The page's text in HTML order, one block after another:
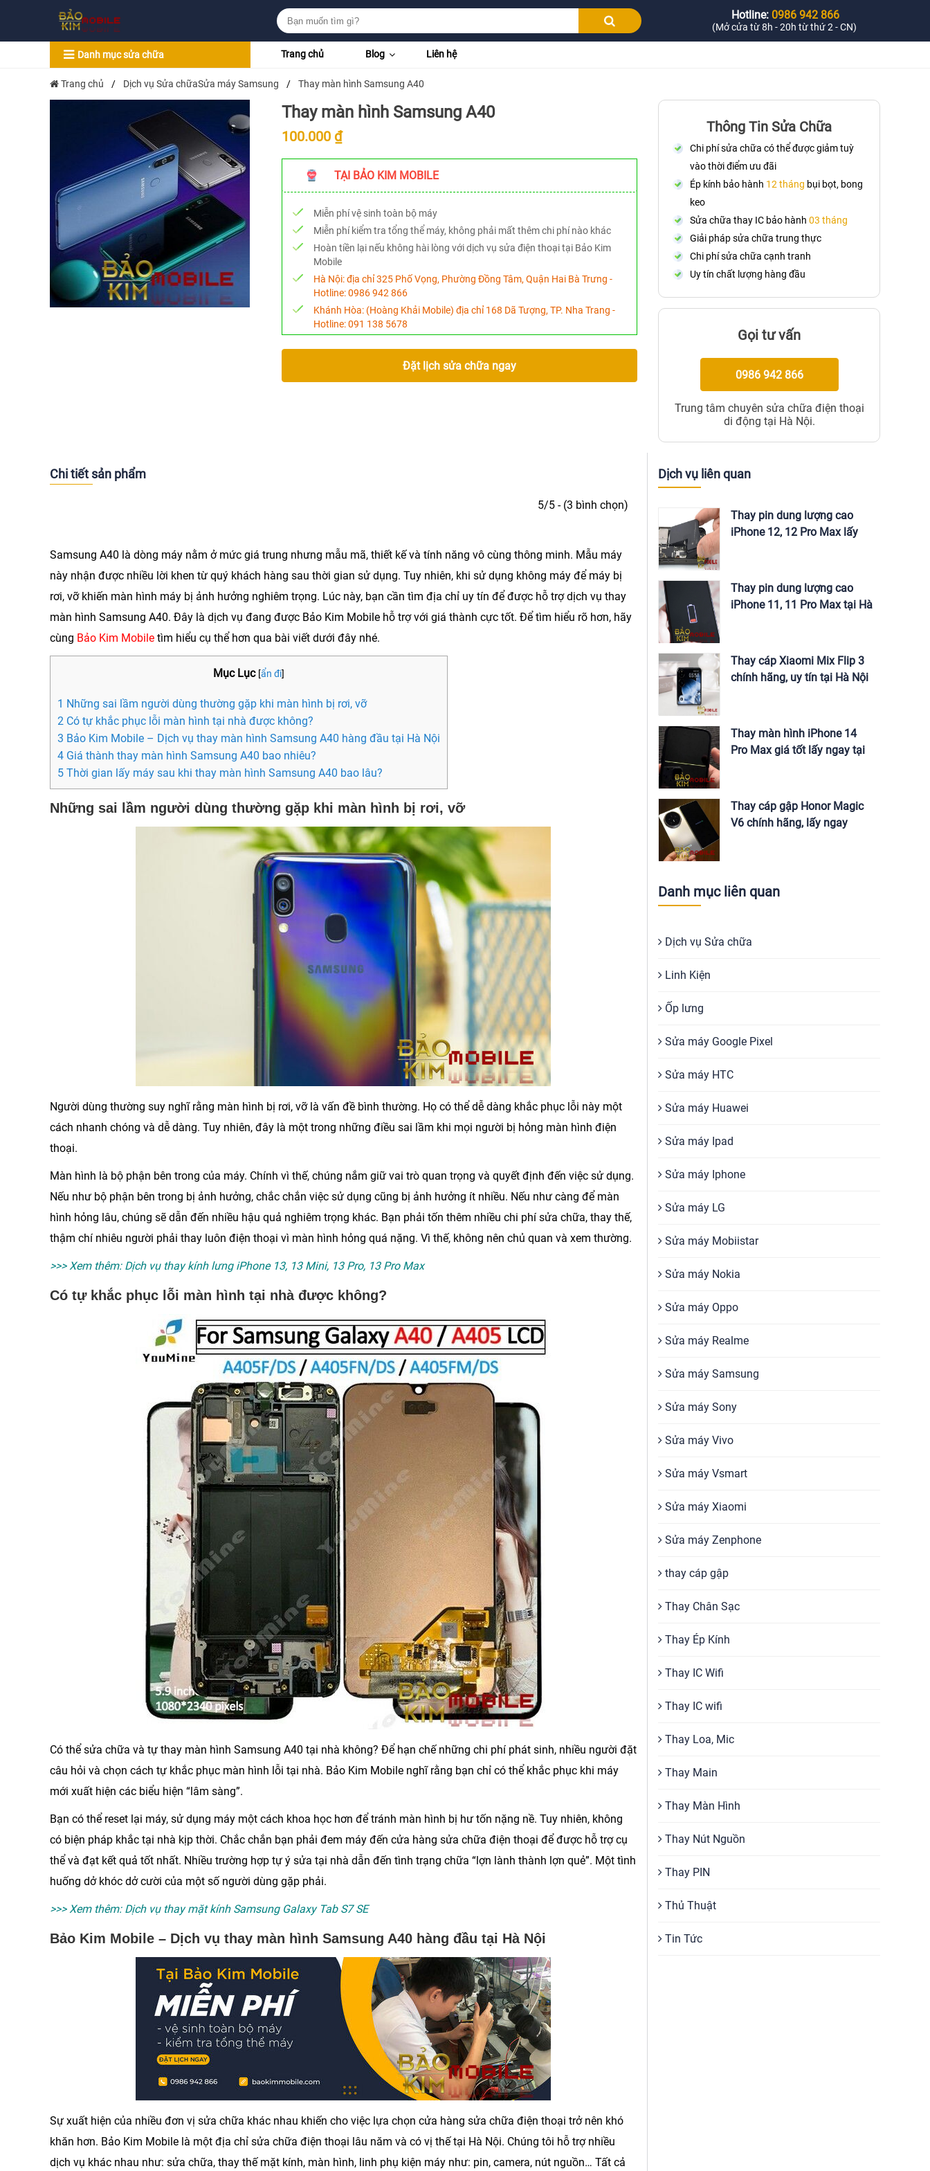
Hotline: 0986 942 866
(Mở cửa từ 8h - 20h từ thứ 2 - CN)
Danh mục sửa chữa Trang chủ Blog Liên hệ
Trang chủ / Dịch vụ Sửa chữaSửa máy Samsung / Thay màn hình Samsung A40
Thay màn hình Samsung A40
100.000 ₫
TẠI BẢO KIM MOBILE
Miễn phí vệ sinh toàn bộ máy
Miễn phí kiểm tra tổng thể máy, không phải mất thêm chi phí nào khác
Hoàn tiền lại nếu không hài lòng với dịch vụ sửa điện thoại tại Bảo Kim
Mobile
Hà Nội:địa chỉ 325 Phố Vọng, Phường Đồng Tâm, Quận Hai Bà Trưng -
Hotline:0986 942 866
Khánh Hòa:(Hoàng Khải Mobile) địa chỉ 168 Dã Tượng, TP. Nha Trang -
Hotline:091 138 5678
Đặt lịch sửa chữa ngay
Thông Tin Sửa Chữa
Chi phí sửa chữa có thể được giảm tuỳ
vào thời điểm ưu đãi
Ép kính bảo hành 12 tháng bụi bọt, bong
keo
Sửa chữa thay IC bảo hành 03 tháng
Giải pháp sửa chữa trung thực
Chi phí sửa chữa cạnh tranh
Uy tín chất lượng hàng đầu
Gọi tư vấn
0986 942 866
Trung tâm chuyên sửa chữa điện thoại
di động tại Hà Nội.
Chi tiết sản phẩm
5/5 - (3 bình chọn)
Samsung A40 là dòng máy nằm ở mức giá trung nhưng mẫu mã, thiết kế và tính năng vô cùng thông minh. Mẫu máy
này nhận được nhiều lời khen từ quý khách hàng sau thời gian sử dụng. Tuy nhiên, khi sử dụng không máy để máy bị
rơi, vỡ khiến màn hình máy bị ảnh hưởng nghiêm trọng. Lúc này, bạn cần tìm địa chỉ uy tín để được hỗ trợ dịch vụ thay
màn hình Samsung A40. Đây là dịch vụ đang được Bảo Kim Mobile hỗ trợ với giá thành cực tốt. Để tìm hiểu rõ hơn, hãy
cùng Bảo Kim Mobile tìm hiểu cụ thể hơn qua bài viết dưới đây nhé.
Mục Lục [ẩn đi]
1 Những sai lầm người dùng thường gặp khi màn hình bị rơi, vỡ
2 Có tự khắc phục lỗi màn hình tại nhà được không?
3 Bảo Kim Mobile – Dịch vụ thay màn hình Samsung A40 hàng đầu tại Hà Nội
4 Giá thành thay màn hình Samsung A40 bao nhiêu?
5 Thời gian lấy máy sau khi thay màn hình Samsung A40 bao lâu?
Những sai lầm người dùng thường gặp khi màn hình bị rơi, vỡ
Người dùng thường suy nghĩ rằng màn hình bị rơi, vỡ là vấn đề bình thường. Họ có thể dễ dàng khắc phục lỗi này một
cách nhanh chóng và dễ dàng. Tuy nhiên, đây là một trong những điều sai lầm khi mọi người bị hỏng màn hình điện
thoại.
Màn hình là bộ phận bên trong của máy. Chính vì thế, chúng nắm giữ vai trò quan trọng và quyết định đến việc sử dụng.
Nếu như bộ phận bên trong bị ảnh hưởng, chắc chắn việc sử dụng cũng bị ảnh hưởng ít nhiều. Nếu như càng để màn
hình hỏng lâu, chúng sẽ dẫn đến nhiều hậu quả nghiêm trọng khác. Bạn phải tốn thêm nhiều chi phí sửa chữa, thay thế,
thậm chí nhiêu người phải thay luôn điện thoại vì màn hình hỏng quá nặng. Vì thế, không nên chủ quan và xem thường.
>>> Xem thêm: Dịch vụ thay kính lưng iPhone 13, 13 Mini, 13 Pro, 13 Pro Max
Có tự khắc phục lỗi màn hình tại nhà được không?
Có thể sửa chữa và tự thay màn hình Samsung A40 tại nhà không? Để hạn chế những chi phí phát sinh, nhiều người đặt
câu hỏi và chọn cách tự khắc phục màn hình lỗi tại nhà. Bảo Kim Mobile nghĩ rằng bạn chỉ có thể khắc phục khi máy
mới xuất hiện các biểu hiện “lâm sàng”.
Bạn có thể reset lại máy, sử dụng máy một cách khoa học hơn để tránh màn hình bị hư tốn nặng nề. Tuy nhiên, không
có biện pháp khắc tại nhà kịp thời. Chắc chắn bạn phải đem máy đến cửa hàng sửa chữa điện thoại để được hỗ trợ cụ
thể và đạt kết quả tốt nhất. Nhiều trường hợp tự ý sửa tại nhà dẫn đến tình trạng chữa “lợn lành thành lợn quẻ”. Một tình
huống dở khóc dở cười của một số người dùng gặp phải.
>>> Xem thêm: Dịch vụ thay mặt kính Samsung Galaxy Tab S7 SE
Bảo Kim Mobile – Dịch vụ thay màn hình Samsung A40 hàng đầu tại Hà Nội
Sự xuất hiện của nhiều đơn vị sửa chữa khác nhau khiến cho việc lựa chọn cửa hàng sửa chữa điện thoại trở nên khó
khăn hơn. Bảo Kim Mobile là một địa chỉ sửa chữa điện thoại lâu năm và có vị thế tại Hà Nội. Chúng tôi hỗ trợ nhiều
dịch vụ khác nhau như: sửa chữa, thay thế mặt kính, màn hình, linh phụ kiện máy như: pin, camera, nút nguồn… Tất cả
Dịch vụ liên quan
Thay pin dung lượng cao
iPhone 12, 12 Pro Max lấy
Thay pin dung lượng cao
iPhone 11, 11 Pro Max tại Hà
Thay cáp Xiaomi Mix Flip 3
chính hãng, uy tín tại Hà Nội
Thay màn hình iPhone 14
Pro Max giá tốt lấy ngay tại
Thay cáp gập Honor Magic
V6 chính hãng, lấy ngay
Danh mục liên quan
Dịch vụ Sửa chữa
Linh Kiện
Ốp lưng
Sửa máy Google Pixel
Sửa máy HTC
Sửa máy Huawei
Sửa máy Ipad
Sửa máy Iphone
Sửa máy LG
Sửa máy Mobiistar
Sửa máy Nokia
Sửa máy Oppo
Sửa máy Realme
Sửa máy Samsung
Sửa máy Sony
Sửa máy Vivo
Sửa máy Vsmart
Sửa máy Xiaomi
Sửa máy Zenphone
thay cáp gập
Thay Chân Sạc
Thay Ép Kính
Thay IC Wifi
Thay IC wifi
Thay Loa, Mic
Thay Main
Thay Màn Hình
Thay Nút Nguồn
Thay PIN
Thủ Thuật
Tin Tức